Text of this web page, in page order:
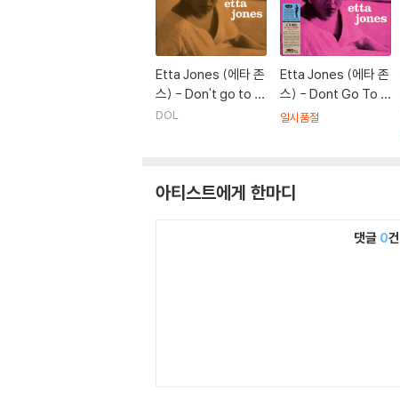
Etta Jones (에타 존
스) - Don't go to st
rangers [오렌지 컬
DOL
Etta Jones (에타 존
스) - Dont Go To S
trangers [LP]
일시품절
아티스트에게 한마디
댓글 0건